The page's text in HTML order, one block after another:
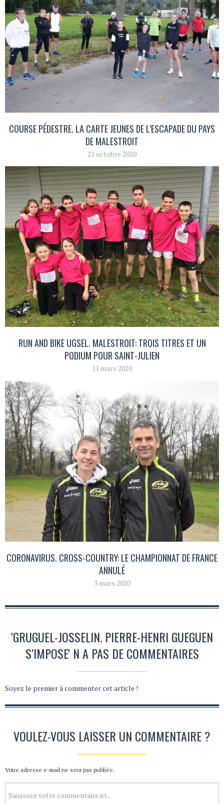
COURSE PÉDESTRE. LA CARTE JEUNES DE L’ESCAPADE DU PAYS
DE MALESTROIT
21 octobre 2020
RUN AND BIKE UGSEL. MALESTROIT: TROIS TITRES ET UN
PODIUM POUR SAINT-JULIEN
11 mars 2020
CORONAVIRUS. CROSS-COUNTRY: LE CHAMPIONNAT DE FRANCE
ANNULÉ
3 mars 2020
'GRUGUEL-JOSSELIN. PIERRE-HENRI GUEGUEN
S’IMPOSE' N A PAS DE COMMENTAIRES
Soyez le premier à commenter cet article !
VOULEZ-VOUS LAISSER UN COMMENTAIRE ?
Votre adresse e-mail ne sera pas publiée.